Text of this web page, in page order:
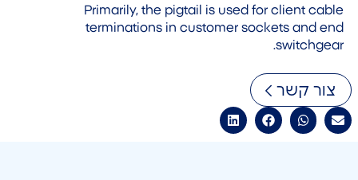
Primarily, the pigtail is used for client cable
terminations in customer sockets and end
switchgear.
צור קשר